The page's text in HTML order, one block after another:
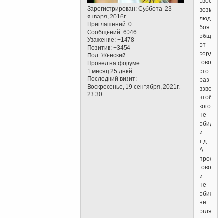
Зарегистрирован: Суббота, 23
января, 2016г.
Приглашений: 0
Сообщений: 6046
Уважение: +1478
Позитив: +3454
Пол: Женский
Провел на форуме:
1 месяц 25 дней
Последний визит:
Воскресенье, 19 сентября, 2021г.
23:30
люди
от
сто
раз
чтоб
кого
не
и
т.д...))
А
и
не
не